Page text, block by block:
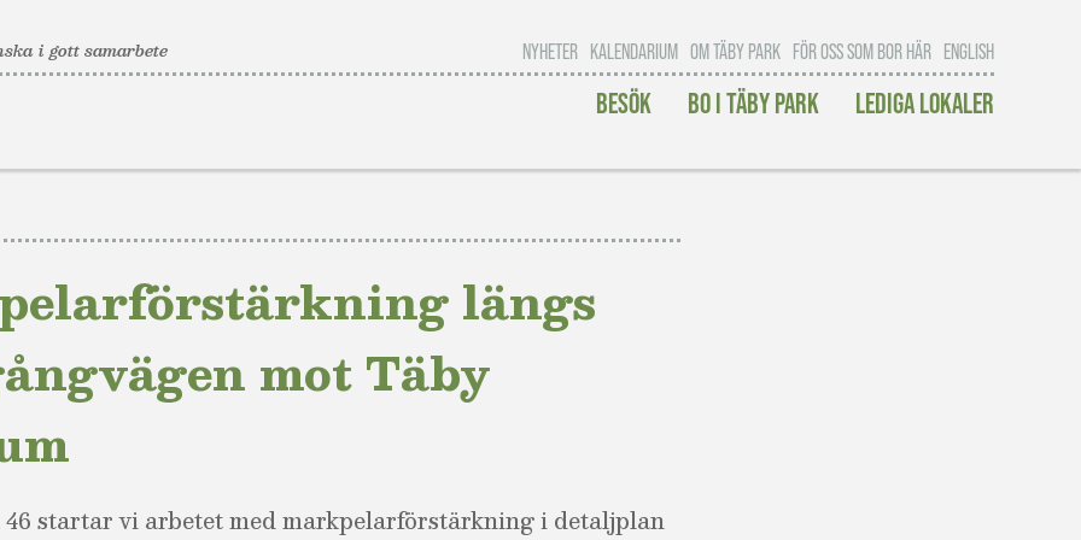
i gott samarbete NYHETER KALENDARIUM OM TÄBY PARK FÖR OSS SOM BOR HÄR ENGLISH
BESÖK BO I TÄBY PARK LEDIGA LOKALER
längs
mot Täby
46 startar vi arbetet med markpelarförstärkning i detaljplan